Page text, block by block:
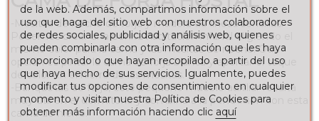
-Mesitas de noche de forja y madera de líneas sencillas.
Podemos crear una bonita habitación infantil eligiendo el
mismo color para la cama y las mesitas de noche. Otra
opción es pintar la cama de forja blanca y aportar el toque
de color en el hierro de las mesitas.
-Banquetas de forja, este pequeño mueble auxiliar resulta
muy útil en el dormitorio y combina a la perfección con esta
cama de hierro.
de la web. Además, compartimos información sobre el
uso que haga del sitio web con nuestros colaboradores
de redes sociales, publicidad y análisis web, quienes
pueden combinarla con otra información que les haya
proporcionado o que hayan recopilado a partir del uso
que haya hecho de sus servicios. Igualmente, puedes
modificar tus opciones de consentimiento en cualquier
momento y visitar nuestra Política de Cookies para
obtener más información haciendo clic aquí